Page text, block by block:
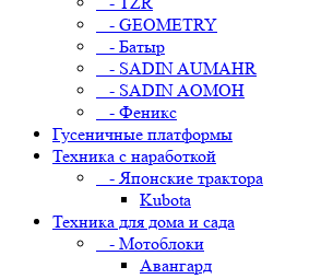
- GEOMETRY
- Батыр
- SADIN AUMAHR
- SADIN AOMOH
- Феникс
Гусеничные платформы
Техника с наработкой
- Японские трактора
Kubota
Техника для дома и сада
- Мотоблоки
Авангард